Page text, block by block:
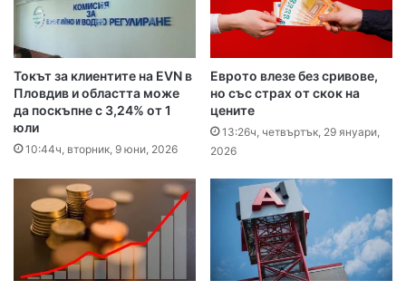
Токът за клиентите на EVN в
Пловдив и областта може
да поскъпне с 3,24% от 1
юли
10:44ч, вторник, 9 юни, 2026
Еврото влезе без сривове,
но със страх от скок на
цените
13:26ч, четвъртък, 29 януари,
2026